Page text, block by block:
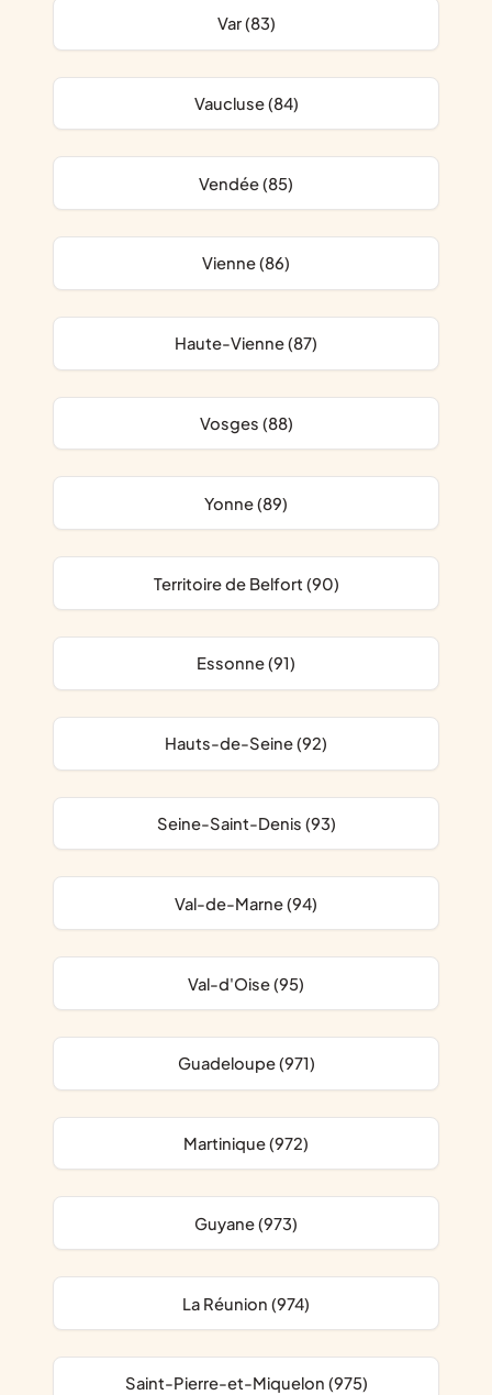
Var (83)
Vaucluse (84)
Vendée (85)
Vienne (86)
Haute-Vienne (87)
Vosges (88)
Yonne (89)
Territoire de Belfort (90)
Essonne (91)
Hauts-de-Seine (92)
Seine-Saint-Denis (93)
Val-de-Marne (94)
Val-d'Oise (95)
Guadeloupe (971)
Martinique (972)
Guyane (973)
La Réunion (974)
Saint-Pierre-et-Miquelon (975)